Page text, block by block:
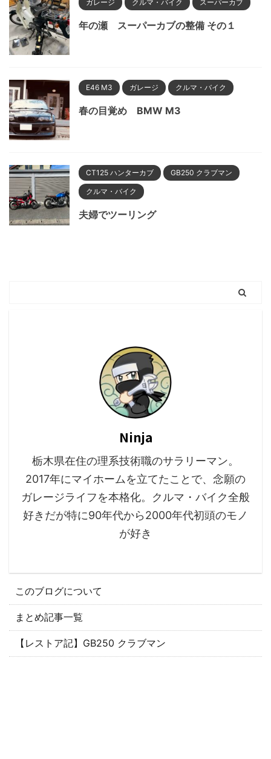
ガレージ クルマ・バイク スーパーカブ
年の瀬 スーパーカブの整備 その１
E46 M3 ガレージ クルマ・バイク
春の目覚め BMW M3
CT125 ハンターカブ GB250 クラブマン
クルマ・バイク
夫婦でツーリング
Ninja
栃木県在住の理系技術職のサラリーマン。
2017年にマイホームを立てたことで、念願の
ガレージライフを本格化。クルマ・バイク全般
好きだが特に90年代から2000年代初頭のモノ
が好き
このブログについて
まとめ記事一覧
【レストア記】GB250 クラブマン